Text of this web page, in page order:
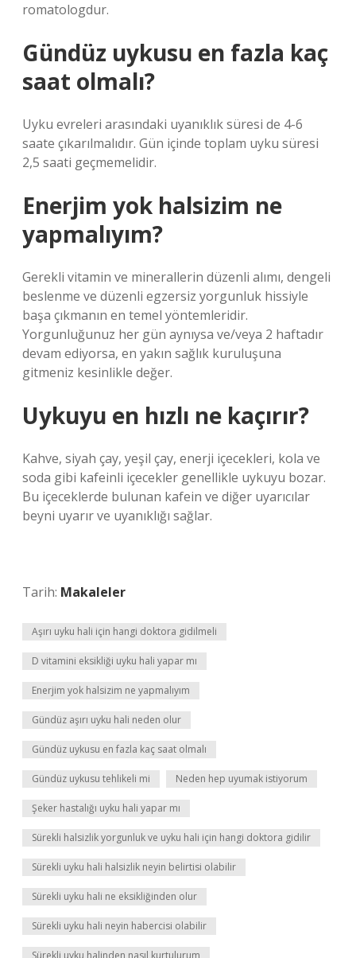
romatologdur.
Gündüz uykusu en fazla kaç
saat olmalı?
Uyku evreleri arasındaki uyanıklık süresi de 4-6
saate çıkarılmalıdır. Gün içinde toplam uyku süresi
2,5 saati geçmemelidir.
Enerjim yok halsizim ne
yapmalıyım?
Gerekli vitamin ve minerallerin düzenli alımı, dengeli
beslenme ve düzenli egzersiz yorgunluk hissiyle
başa çıkmanın en temel yöntemleridir.
Yorgunluğunuz her gün aynıysa ve/veya 2 haftadır
devam ediyorsa, en yakın sağlık kuruluşuna
gitmeniz kesinlikle değer.
Uykuyu en hızlı ne kaçırır?
Kahve, siyah çay, yeşil çay, enerji içecekleri, kola ve
soda gibi kafeinli içecekler genellikle uykuyu bozar.
Bu içeceklerde bulunan kafein ve diğer uyarıcılar
beyni uyarır ve uyanıklığı sağlar.
Tarih: Makaleler
Aşırı uyku hali için hangi doktora gidilmeli
D vitamini eksikliği uyku hali yapar mı
Enerjim yok halsizim ne yapmalıyım
Gündüz aşırı uyku hali neden olur
Gündüz uykusu en fazla kaç saat olmalı
Gündüz uykusu tehlikeli mi Neden hep uyumak istiyorum
Şeker hastalığı uyku hali yapar mı
Sürekli halsizlik yorgunluk ve uyku hali için hangi doktora gidilir
Sürekli uyku hali halsizlik neyin belirtisi olabilir
Sürekli uyku hali ne eksikliğinden olur
Sürekli uyku hali neyin habercisi olabilir
Sürekli uyku halinden nasıl kurtulurum